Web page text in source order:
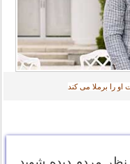
را برملا می کند